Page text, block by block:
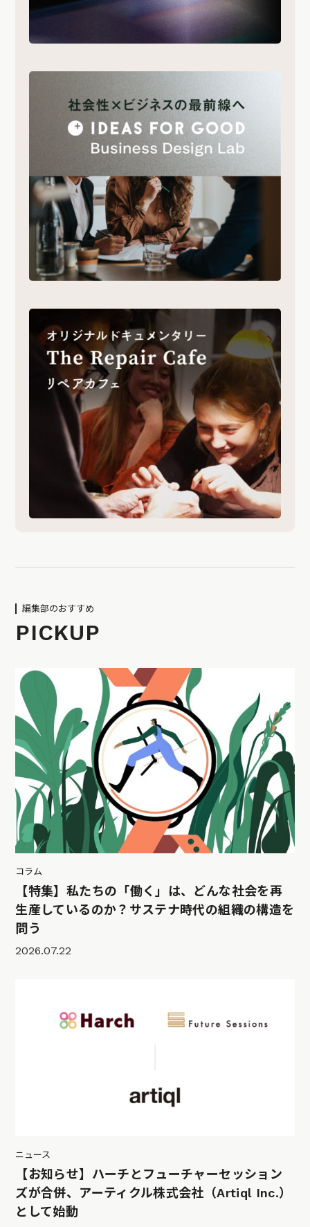
編集部のおすすめ
PICKUP
コラム
【特集】私たちの「働く」は、どんな社会を再
生産しているのか？サステナ時代の組織の構造を
問う
2026.07.22
ニュース
【お知らせ】ハーチとフューチャーセッション
ズが合併、アーティクル株式会社（Artiql Inc.）
として始動